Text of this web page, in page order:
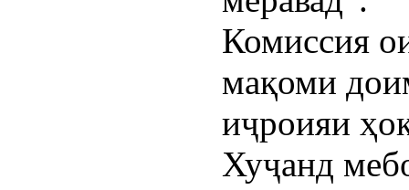
Комиссия
мақоми
иҷроияи
Хуҷанд